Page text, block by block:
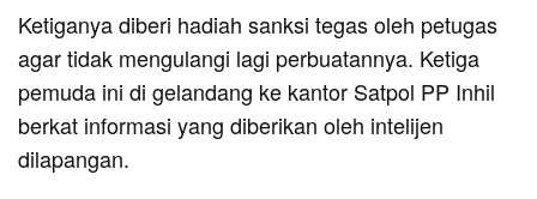
Ketiganya diberi hadiah sanksi tegas oleh petugas
agar tidak mengulangi lagi perbuatannya. Ketiga
pemuda ini di gelandang ke kantor Satpol PP Inhil
berkat informasi yang diberikan oleh intelijen
dilapangan.